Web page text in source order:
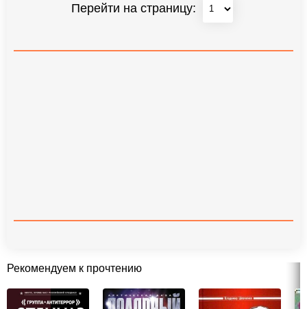
Перейти на страницу:
Рекомендуем к прочтению